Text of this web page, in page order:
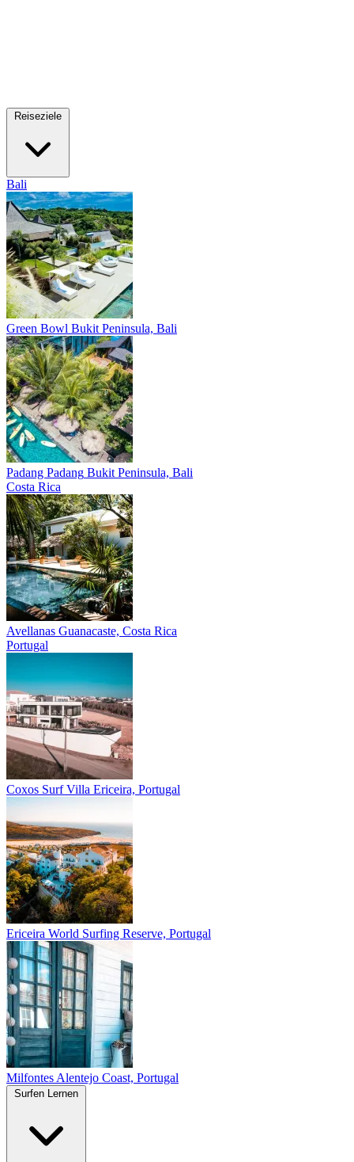
Bali
Green Bowl Bukit Peninsula, Bali
Padang Padang Bukit Peninsula, Bali
Costa Rica
Avellanas Guanacaste, Costa Rica
Portugal
Coxos Surf Villa Ericeira, Portugal
Ericeira World Surfing Reserve, Portugal
Milfontes Alentejo Coast, Portugal